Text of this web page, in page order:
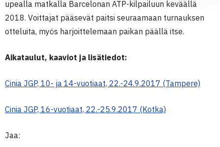
upealla matkalla Barcelonan ATP-kilpailuun keväällä
2018. Voittajat pääsevät paitsi seuraamaan turnauksen
otteluita, myös harjoittelemaan paikan päällä itse.
Aikataulut, kaaviot ja lisätiedot:
Cinia JGP, 10- ja 14-vuotiaat, 22.-24.9.2017 (Tampere)
Cinia JGP, 16-vuotiaat, 22.-25.9.2017 (Kotka)
Jaa: